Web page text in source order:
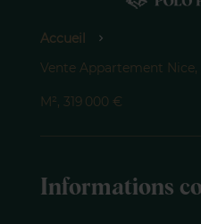
Accueil
Vente Appartement Nice,
M², 319 000 €
Informations